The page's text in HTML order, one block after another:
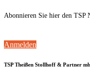
Abonnieren Sie hier den TSP
Anmelden
TSP Theißen Stollhoff & Partner